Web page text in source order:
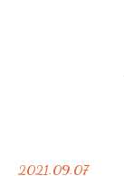
2021.09.07